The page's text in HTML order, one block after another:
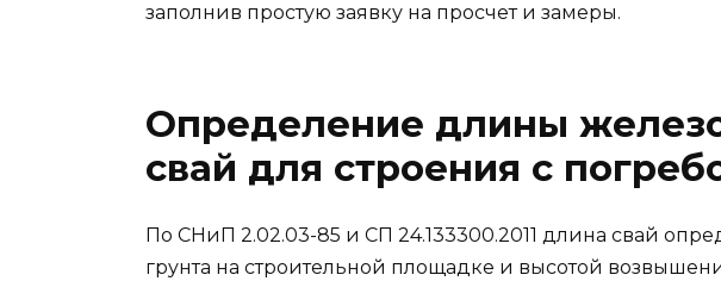
заполнив простую заявку на просчет и замеры.
Определение длины
свай для строения с
По СНиП 2.02.03-85 и СП 24.133300.2011 длина свай
грунта на строительной площадке и высотой